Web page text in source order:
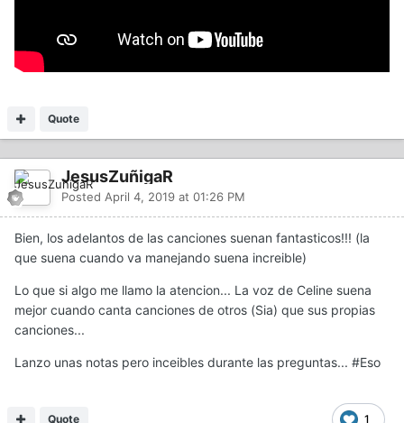
Quote
JesusZuñigaR
Posted April 4, 2019 at 01:26 PM
Bien, los adelantos de las canciones suenan fantasticos!!! (la
que suena cuando va manejando suena increible)
Lo que si algo me llamo la atencion... La voz de Celine suena
mejor cuando canta canciones de otros (Sia) que sus propias
canciones...
Lanzo unas notas pero inceibles durante las preguntas... #Eso
1
Quote